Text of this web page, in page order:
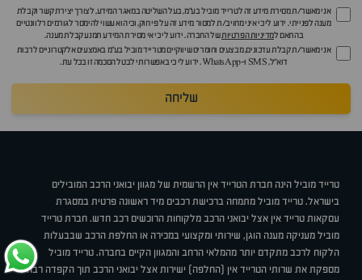
אני מאשר/ת מסירת מידע זה לטרייד מוביל בע"מ, בעל השליטה במאגר המידע, לצורך יצירת קשר וקבלת
מענה לפנייתי. ידוע לי כי איני מחויב/ת למסור מידע זה על פי חוק, וכי הוא עשוי להימסר לגורמים רלוונטיים
בהתאם למדיניות הפרטיותשל החברה. ידוע לי כי אי מסירת המידע תמנע קבלת מענה.
אני מאשר/ת קבלת עדכונים, מבצעים וחומרים שיווקיים מטרייד מוביל בע"מ באמצעים אלקטרוניים לרבות
דוא״ל, SMS ו-WhatsApp. ידוע לי כי באפשרותי לבטל הסכמה זו בכל עת.
שליחה
טרייד מוביל הינה חברת הטרייד אין הרשמית של מגוון יבואני הרכב המובילים
בישראל. טרייד מוביל מתמחה ברכישת רכבים מיד ראשונה פרטית במסגרת
עסקאות טרייד אין אצל יבואני הרכב מלקוחות הרוכשים רכב חדש. חברת טרייד
מוביל מעניקה מענה הוגן, שירותי ומקצועי במכירה או החלפת הרכב שבבעלות
הלקוח לרכב מתקדם יותר מהמלאי הרחב והמגוון הקיים בחברה. טרייד מוביל
מספקת את שרותי הטרייד אין (החלפה) ישירות אצל יבואני הרכב תוך הקפדה רבה